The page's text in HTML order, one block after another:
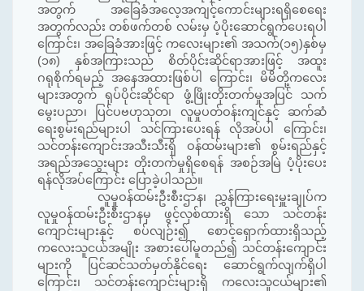
အတွက် အခြေခံအလေ့အကျင့်ကောင်းများရရှိစေရေး
အတွက်လည်း တစ်ဖက်တစ် လမ်းမှ ပံ့ပိုးဆောင်ရွက်ပေးရပါ
ကြောင်း၊ အခြေခံအားဖြင့် ကလေးများ၏ အသက်(၁၅)နှစ်မှ
(၁၈) နှစ်အကြားသည် စိတ်ပိုင်းဆိုင်ရာအားဖြင့် အထူး
ဂရုစိုက်ရမည့် အနေအထားဖြစ်ပါ ကြောင်း၊ မိမိတို့ကလေး
များအတွက် ရုပ်ပိုင်းဆိုင်ရာ ဖွံ့ဖြိုးတိုးတက်မှုအပြင် သက်
မွေးပညာ၊ ပြင်ပဗဟုသုတ၊ လူမှုပတ်ဝန်းကျင်နှင့် ဆက်ဆံ
ရေးစွမ်းရည်များပါ သင်ကြားပေးရန် လိုအပ်ပါ ကြောင်း၊
သင်တန်းကျောင်းအသီးသီးရှိ ဝန်ထမ်းများ၏ စွမ်းရည်နှင့်
အရည်အသွေးများ တိုးတက်မှုရှိစေရန် အစဉ်အမြဲ ပံ့ပိုးပေး
ရန်လိုအပ်ကြောင်း ပြောခဲ့ပါသည်။
လူမှုဝန်ထမ်းဦးစီးဌာန၊ ညွှန်ကြားရေးမှူးချုပ်က
လူမှုဝန်ထမ်းဦးစီးဌာနမှ ဖွင့်လှစ်ထားရှိ သော သင်တန်း
ကျောင်းများနှင့် စပ်လျဉ်း၍ စောင့်ရှောက်ထားရှိသည့်
ကလေးသူငယ်အမျိုး အစားပေါ်မူတည်၍ သင်တန်းကျောင်း
များကို ပြင်ဆင်သတ်မှတ်နိုင်ရေး ဆောင်ရွက်လျက်ရှိပါ
ကြောင်း၊ သင်တန်းကျောင်းများရှိ ကလေးသူငယ်များ၏